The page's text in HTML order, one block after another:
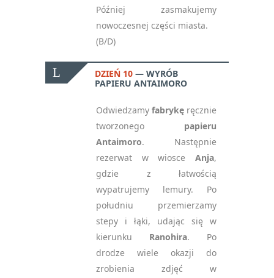
Później zasmakujemy
nowoczesnej części miasta.
(B/D)
DZIEŃ 10
WYRÓB
PAPIERU ANTAIMORO
Odwiedzamy fabrykę ręcznie
tworzonego papieru
Antaimoro. Następnie
rezerwat w wiosce Anja,
gdzie z łatwością
wypatrujemy lemury. Po
południu przemierzamy
stepy i łąki, udając się w
kierunku Ranohira. Po
drodze wiele okazji do
zrobienia zdjęć w